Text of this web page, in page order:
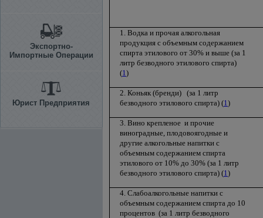
Экспортно-
Импортные Операции
Юрист Предприятия
1. Водка и прочая алкогольная
продукция с объемным содержанием
спирта этилового от 30% и выше (за 1
литр безводного этилового спирта)
(1)
2. Коньяк (бренди) (за 1 литр
безводного этилового спирта) (1)
3. Вино крепленое и прочие
виноградные, плодовоягодные и
другие алкогольные напитки с
объемным содержанием спирта
этилового от 10% до 30% (за 1 литр
безводного этилового спирта) (1)
4. Слабоалкогольные напитки с
объемным содержанием спирта до 10
процентов (за 1 литр безводного